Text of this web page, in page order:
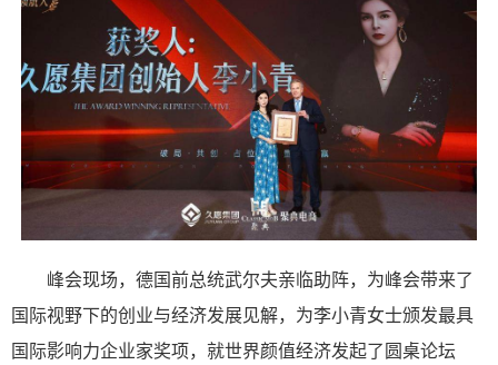
峰会现场，德国前总统武尔夫亲临助阵，为峰会带来了
国际视野下的创业与经济发展见解，为李小青女士颁发最具
国际影响力企业家奖项，就世界颜值经济发起了圆桌论坛